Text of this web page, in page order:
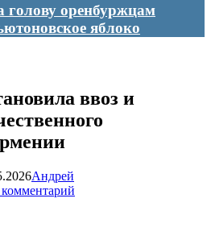
голову оренбуржцам
яблоко
ввоз и
Андрей